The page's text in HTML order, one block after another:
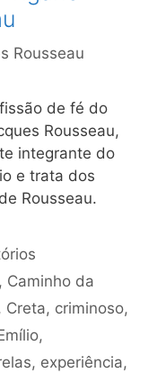
Rousseau
de fé do
Rousseau,
integrante do
e trata dos
Rousseau.
, Caminho da
Creta, criminoso,
,
, experiência,